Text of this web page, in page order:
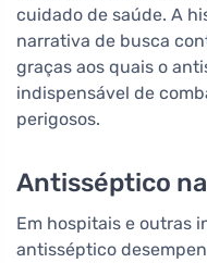
cuidado de saúde. A
narrativa de busca
graças aos quais o
indispensável de
perigosos.
Antisséptico
Em hospitais e outras
antisséptico